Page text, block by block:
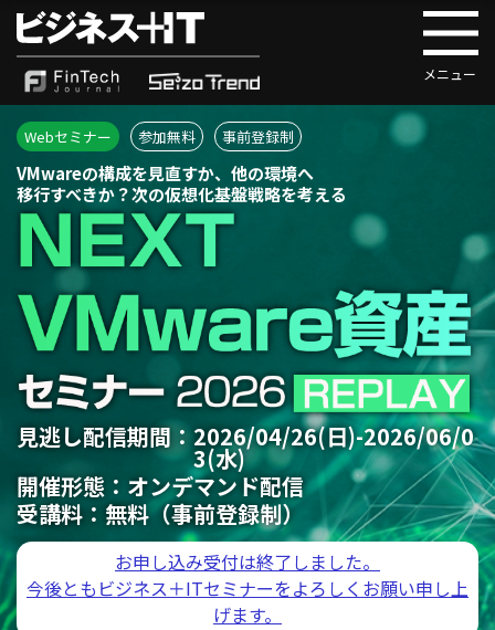
Webセミナー 参加無料 事前登録制
VMwareの構成を見直すか、他の環境へ
移行すべきか？次の仮想化基盤戦略を考える
見逃し配信期間： 2026/04/26(日)-2026/06/0
3(水)
開催形態：オンデマンド配信
受講料： 無料（事前登録制）
お申し込み受付は終了しました。
今後ともビジネス＋ITセミナーをよろしくお願い申し上
げます。